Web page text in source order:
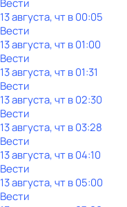
Вести
13 августа, чт в 00:05
Вести
13 августа, чт в 01:00
Вести
13 августа, чт в 01:31
Вести
13 августа, чт в 02:30
Вести
13 августа, чт в 03:28
Вести
13 августа, чт в 04:10
Вести
13 августа, чт в 05:00
Вести